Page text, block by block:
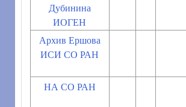
Дубинина
ИОГЕН
Архив Ершова
ИСИ СО РАН
НА СО РАН